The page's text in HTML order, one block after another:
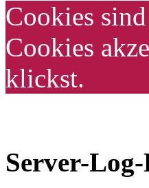
Cookies
Cookies
klickst.
Server-